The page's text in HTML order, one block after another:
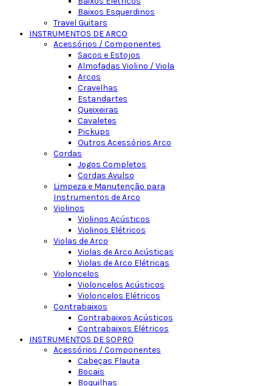
Baixos Esquerdinos
Travel Guitars
INSTRUMENTOS DE ARCO
Acessórios / Componentes
Sacos e Estojos
Almofadas Violino / Viola
Arcos
Cravelhas
Estandartes
Queixeiras
Cavaletes
Pickups
Outros Acessórios Arco
Cordas
Jogos Completos
Cordas Avulso
Limpeza e Manutenção para
Instrumentos de Arco
Violinos
Violinos Acústicos
Violinos Elétricos
Violas de Arco
Violas de Arco Acústicas
Violas de Arco Elétricas
Violoncelos
Violoncelos Acústicos
Violoncelos Elétricos
Contrabaixos
Contrabaixos Acústicos
Contrabaixos Elétricos
INSTRUMENTOS DE SOPRO
Acessórios / Componentes
Cabeças Flauta
Bocais
Boquilhas